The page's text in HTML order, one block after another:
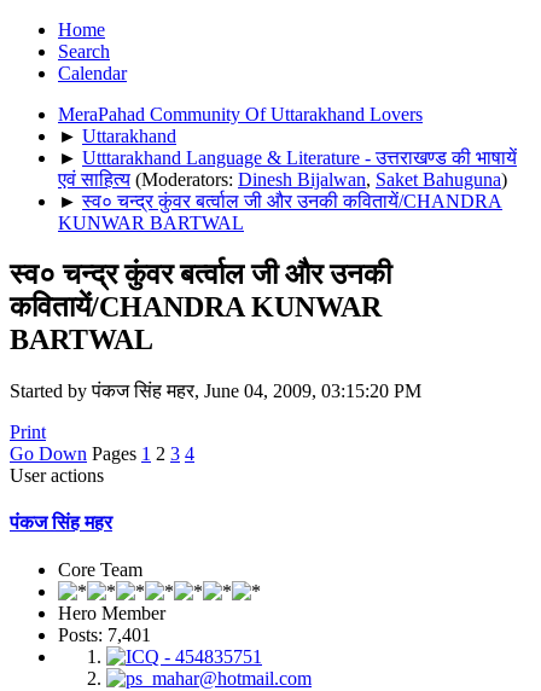
Home
Search
Calendar
MeraPahad Community Of Uttarakhand Lovers
► Uttarakhand
► Utttarakhand Language & Literature - उत्तराखण्ड की भाषायें
एवं साहित्य (Moderators: Dinesh Bijalwan, Saket Bahuguna)
►स्व० चन्द्र कुंवर बर्त्वाल जी और उनकी कवितायें/CHANDRA
KUNWAR BARTWAL
स्व० चन्द्र कुंवर बर्त्वाल जी और उनकी
कवितायें/CHANDRA KUNWAR
BARTWAL
Started by पंकज सिंह महर, June 04, 2009, 03:15:20 PM
Print
Go Down Pages 1 2 3 4
User actions
पंकज सिंह महर
Core Team
Hero Member
Posts: 7,401